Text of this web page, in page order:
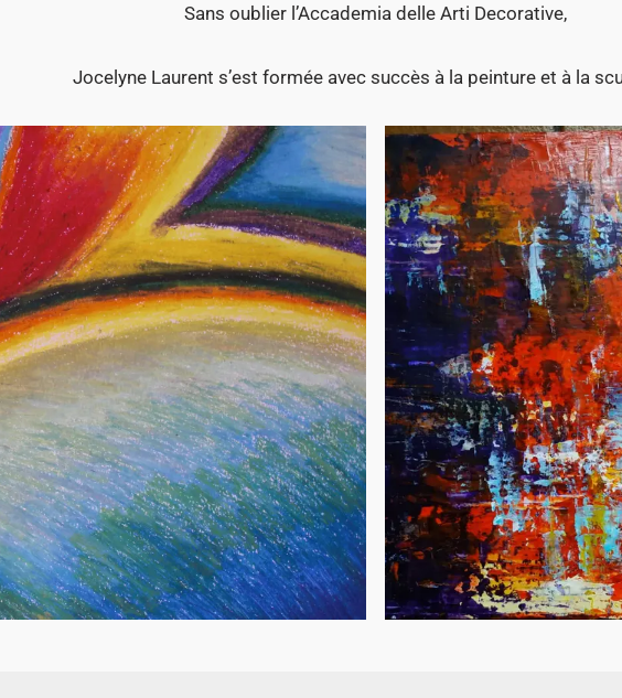
Sans oublier l’Accademia delle Arti Decorative,
Jocelyne Laurent s’est formée avec succès à la peinture et à la